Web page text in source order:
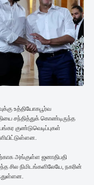
உத்தியோகபூர்வ
சந்தித்துக் கொண்டிருந்த
குண்டுவெடிப்புகள்
அங்குள்ள ஜனாதிபதி
சில நிமிடங்களிலேயே, நகரின்